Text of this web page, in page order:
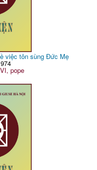
việc tôn sùng Đức Mẹ
pope